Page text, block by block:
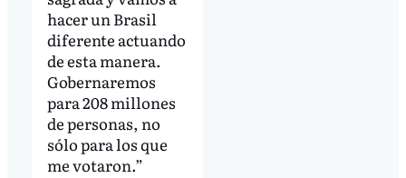
hacer un Brasil
diferente actuando
de esta manera.
Gobernaremos
para 208 millones
de personas, no
sólo para los que
me votaron.”